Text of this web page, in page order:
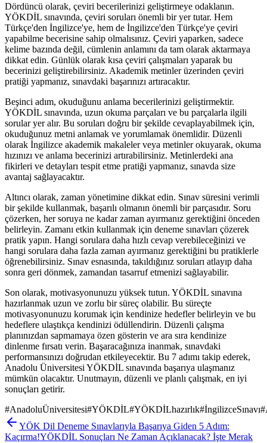
Dördüncü olarak, çeviri becerilerinizi geliştirmeye odaklanın.
YÖKDİL sınavında, çeviri soruları önemli bir yer tutar. Hem
Türkçe'den İngilizce'ye, hem de İngilizce'den Türkçe'ye çeviri
yapabilme becerisine sahip olmalısınız. Çeviri yaparken, sadece
kelime bazında değil, cümlenin anlamını da tam olarak aktarmaya
dikkat edin. Günlük olarak kısa çeviri çalışmaları yaparak bu
becerinizi geliştirebilirsiniz. Akademik metinler üzerinden çeviri
pratiği yapmanız, sınavdaki başarınızı artıracaktır.
Beşinci adım, okuduğunu anlama becerilerinizi geliştirmektir.
YÖKDİL sınavında, uzun okuma parçaları ve bu parçalarla ilgili
sorular yer alır. Bu soruları doğru bir şekilde cevaplayabilmek için,
okuduğunuz metni anlamak ve yorumlamak önemlidir. Düzenli
olarak İngilizce akademik makaleler veya metinler okuyarak, okuma
hızınızı ve anlama becerinizi artırabilirsiniz. Metinlerdeki ana
fikirleri ve detayları tespit etme pratiği yapmanız, sınavda size
avantaj sağlayacaktır.
Altıncı olarak, zaman yönetimine dikkat edin. Sınav süresini verimli
bir şekilde kullanmak, başarılı olmanın önemli bir parçasıdır. Soru
çözerken, her soruya ne kadar zaman ayırmanız gerektiğini önceden
belirleyin. Zamanı etkin kullanmak için deneme sınavları çözerek
pratik yapın. Hangi sorulara daha hızlı cevap verebileceğinizi ve
hangi sorulara daha fazla zaman ayırmanız gerektiğini bu pratiklerle
öğrenebilirsiniz. Sınav esnasında, takıldığınız soruları atlayıp daha
sonra geri dönmek, zamandan tasarruf etmenizi sağlayabilir.
Son olarak, motivasyonunuzu yüksek tutun. YÖKDİL sınavına
hazırlanmak uzun ve zorlu bir süreç olabilir. Bu süreçte
motivasyonunuzu korumak için kendinize hedefler belirleyin ve bu
hedeflere ulaştıkça kendinizi ödüllendirin. Düzenli çalışma
planınızdan sapmamaya özen gösterin ve ara sıra kendinize
dinlenme fırsatı verin. Başaracağınıza inanmak, sınavdaki
performansınızı doğrudan etkileyecektir. Bu 7 adımı takip ederek,
Anadolu Üniversitesi YÖKDİL sınavında başarıya ulaşmanız
mümkün olacaktır. Unutmayın, düzenli ve planlı çalışmak, en iyi
sonuçları getirir.
#AnadoluÜniversitesi#YÖKDİL#YÖKDİLhazırlık#İngilizceSınavı#
YÖK Dil Deneme Sınavlarıyla Başarıya Giden 5 Adım:
Kaçırma!YÖKDİL Sonuçları Ne Zaman Açıklanacak? İşte Merak